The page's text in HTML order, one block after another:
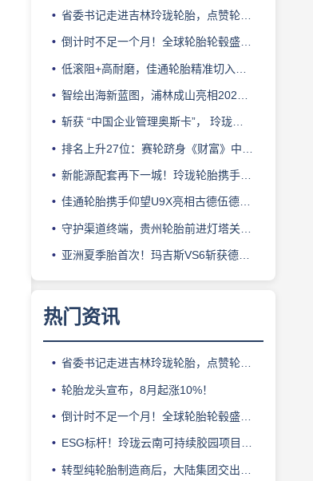
省委书记走进吉林玲珑轮胎，点赞轮胎智造标杆
倒计时不足一个月！全球轮胎轮毂盛会即将登陆上海！
低滚阻+高耐磨，佳通轮胎精准切入新能源轻卡赛道
智绘出海新蓝图，浦林成山亮相2026泰中合作博览会
斩获 “中国企业管理奥斯卡”， 玲珑轮胎蝉联 BMC 大奖
排名上升27位：赛轮跻身《财富》中国500强背后的增长逻辑
新能源配套再下一城！玲珑轮胎携手小鹏L03全球上市
佳通轮胎携手仰望U9X亮相古德伍德，以轮胎科技挑战性能边界
守护渠道终端，贵州轮胎前进灯塔关爱基金驰援长春受灾门店
亚洲夏季胎首次！玛吉斯VS6斩获德国TÜV SÜD高阶认证
热门资讯
省委书记走进吉林玲珑轮胎，点赞轮胎智造标杆
轮胎龙头宣布，8月起涨10%！
倒计时不足一个月！全球轮胎轮毂盛会即将登陆上海！
ESG标杆！玲珑云南可持续胶园项目获评最佳实践
转型纯轮胎制造商后，大陆集团交出亮眼业绩